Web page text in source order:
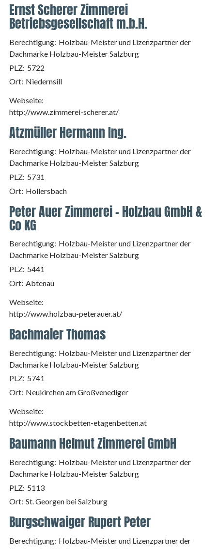
Ernst Scherer Zimmerei
Betriebsgesellschaft m.b.H.
Berechtigung: Holzbau-Meister und Lizenzpartner der
Dachmarke Holzbau-Meister Salzburg
PLZ: 5722
Ort: Niedernsill
Webseite:
http://www.zimmerei-scherer.at/
Atzmüller Hermann Ing.
Berechtigung: Holzbau-Meister und Lizenzpartner der
Dachmarke Holzbau-Meister Salzburg
PLZ: 5731
Ort: Hollersbach
Peter Auer Zimmerei - Holzbau GmbH &
Co KG
Berechtigung: Holzbau-Meister und Lizenzpartner der
Dachmarke Holzbau-Meister Salzburg
PLZ: 5441
Ort: Abtenau
Webseite:
http://www.holzbau-peterauer.at/
Bachmaier Thomas
Berechtigung: Holzbau-Meister und Lizenzpartner der
Dachmarke Holzbau-Meister Salzburg
PLZ: 5741
Ort: Neukirchen am Großvenediger
Webseite:
http://www.stockbetten-etagenbetten.at
Baumann Helmut Zimmerei GmbH
Berechtigung: Holzbau-Meister und Lizenzpartner der
Dachmarke Holzbau-Meister Salzburg
PLZ: 5113
Ort: St. Georgen bei Salzburg
Burgschwaiger Rupert Peter
Berechtigung: Holzbau-Meister und Lizenzpartner der